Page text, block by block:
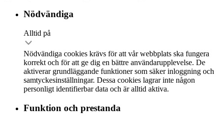
Nödvändiga
Alltid på
Nödvändiga cookies krävs för att vår webbplats ska fungera
korrekt och för att ge dig en bättre användarupplevelse. De
aktiverar grundläggande funktioner som säker inloggning och
samtyckesinställningar. Dessa cookies lagrar inte någon
personligt identifierbar data och är alltid aktiva.
Funktion och prestanda